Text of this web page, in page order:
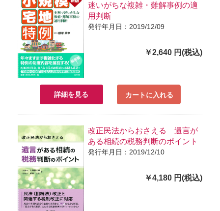
迷いがちな複雑・難解事例の適
用判断
発行年月日：2019/12/09
￥2,640 円(税込)
詳細を見る カートに入れる
改正民法からおさえる 遺言が
ある相続の税務判断のポイント
発行年月日：2019/12/10
￥4,180 円(税込)